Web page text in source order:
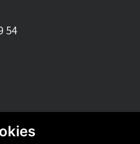
54
Instagram
op YouTube